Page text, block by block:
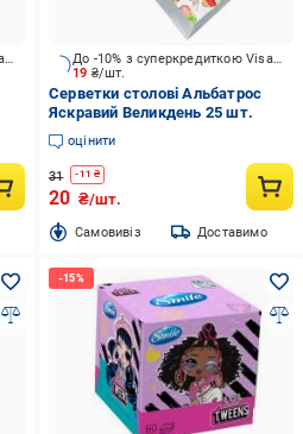
До -10% з суперкредиткою Visa Вигода
19 ₴/шт.
До -10% з суперкредиткою Visa Вигода
Серветки столові Альбатрос
Яскравий Великдень 25 шт.
оцінити
31 -11 ₴
20 ₴/шт.
Cамовивіз Доставимо